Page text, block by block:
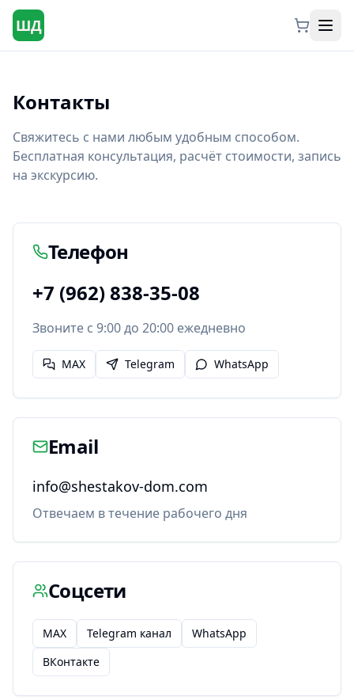
ШД
Контакты
Свяжитесь с нами любым удобным способом.
Бесплатная консультация, расчёт стоимости, запись
на экскурсию.
Телефон
+7 (962) 838-35-08
Звоните с 9:00 до 20:00 ежедневно
MAX Telegram WhatsApp
Email
info@shestakov-dom.com
Отвечаем в течение рабочего дня
Соцсети
MAX Telegram канал
WhatsApp
ВКонтакте